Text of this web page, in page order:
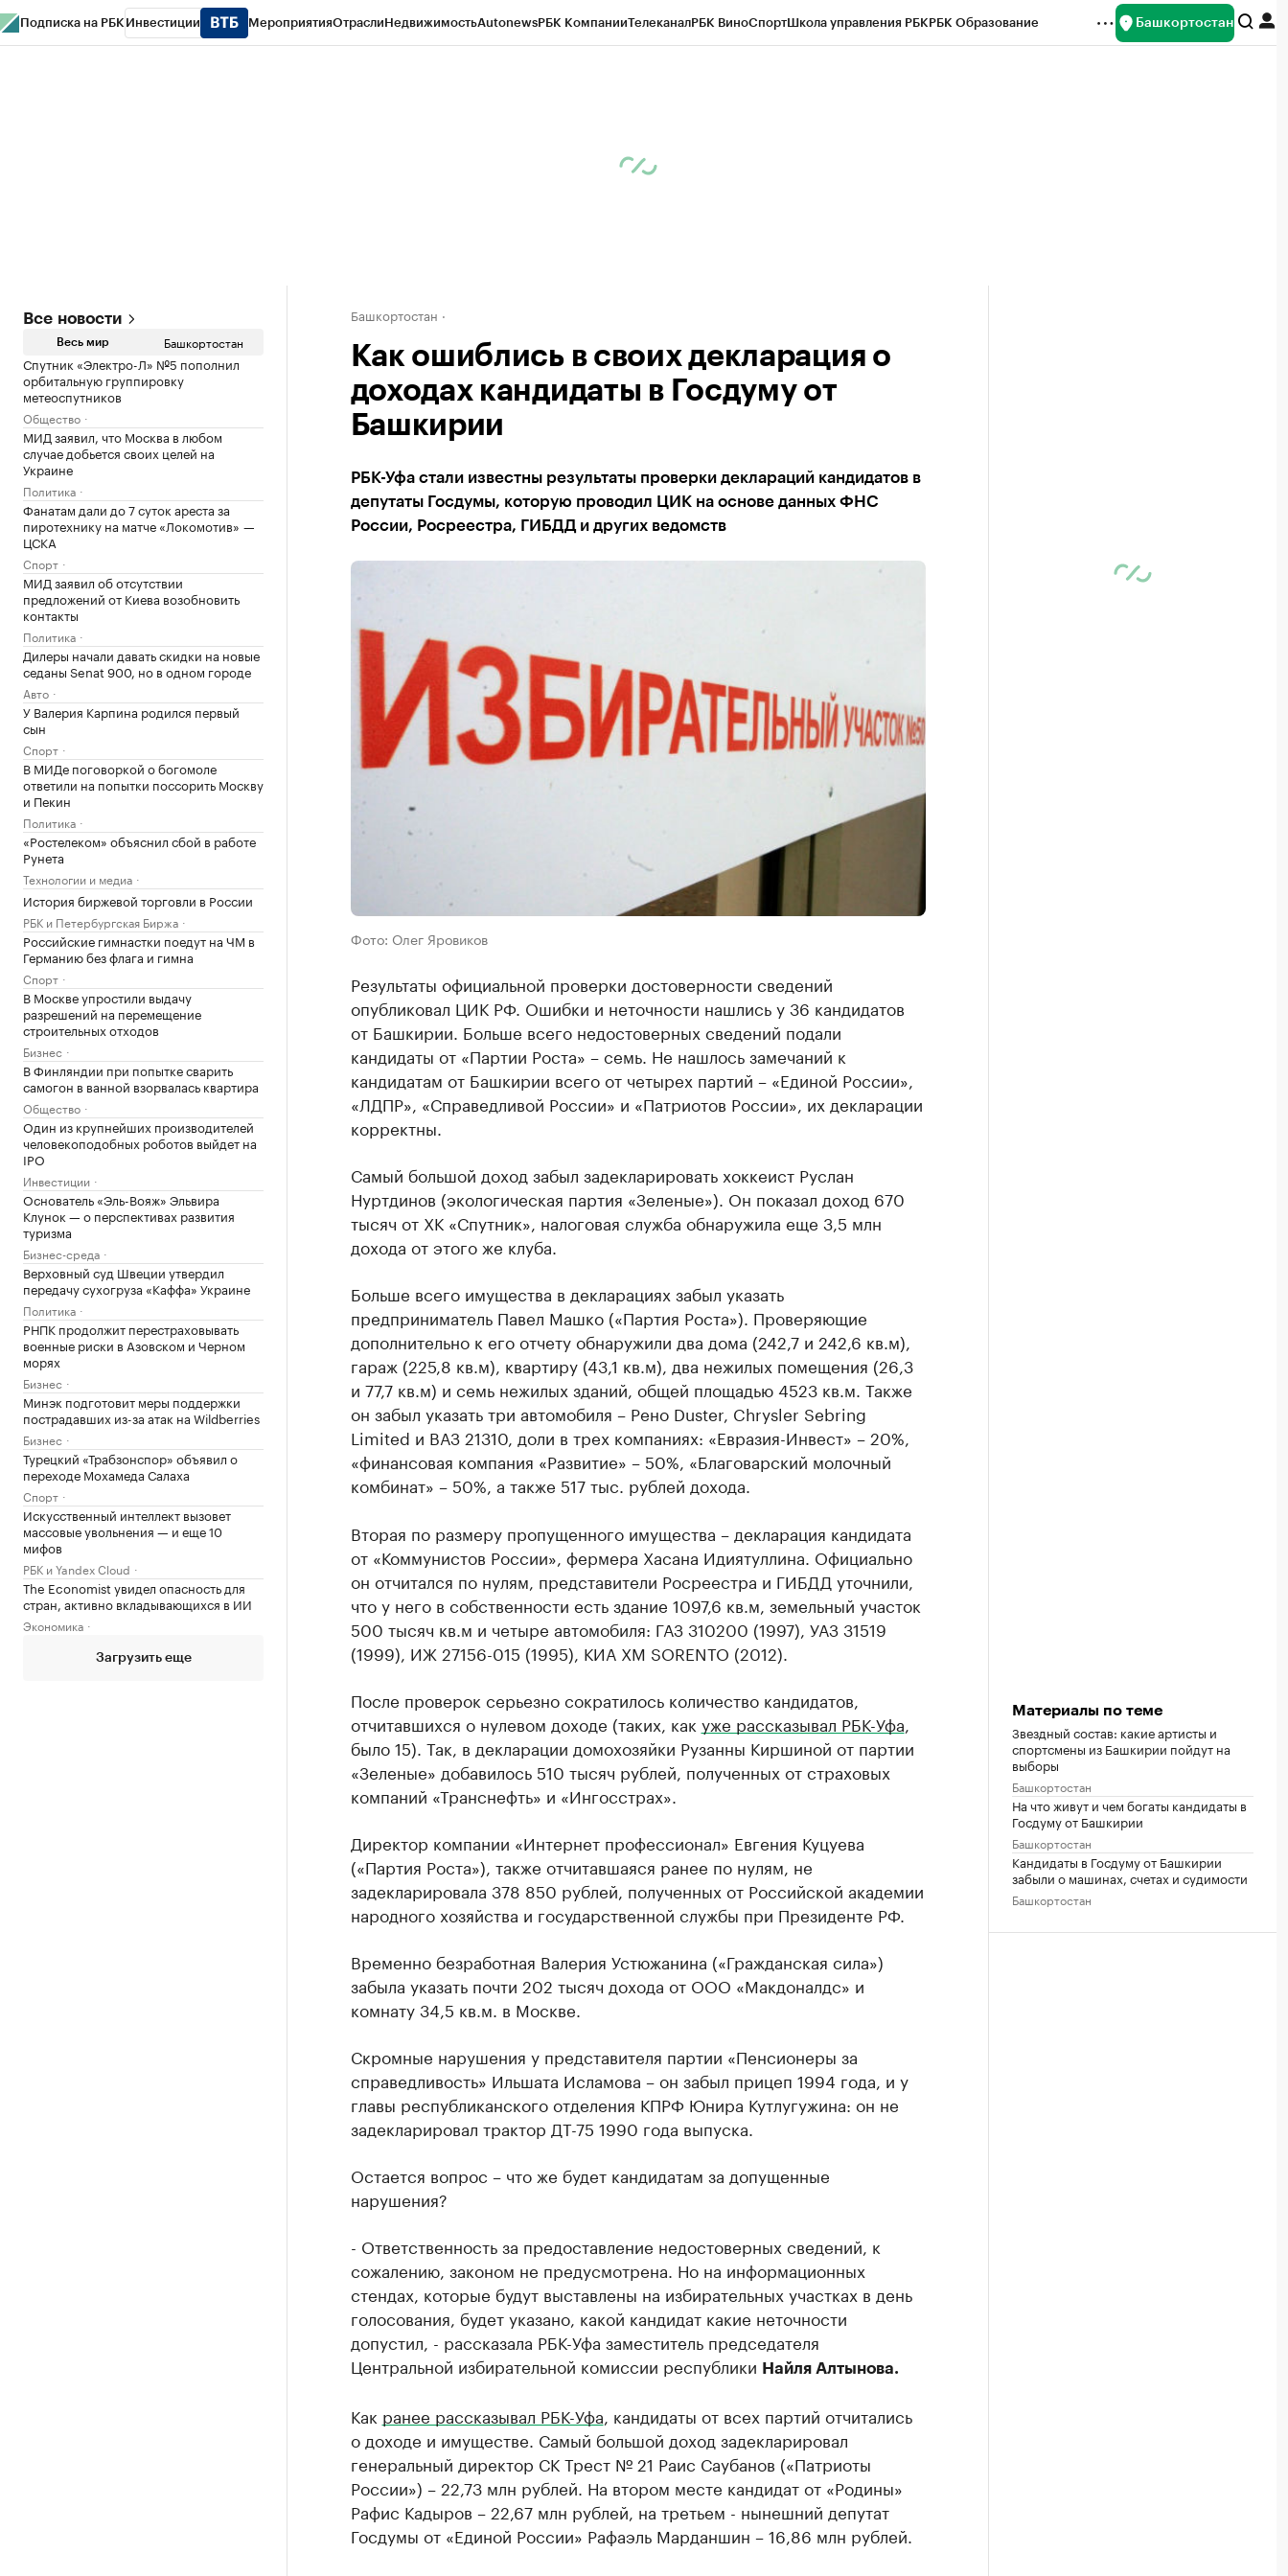
Подписка на РБК Инвестиции МероприятияОтраслиНедвижимостьAutonewsРБК КомпанииТелеканалРБК ВиноСпортШкола управления РБКРБК Образование Башкортостан
Все новости
Весь мир Башкортостан
Спутник «Электро-Л» №5 пополнил
орбитальную группировку
метеоспутников
Общество
МИД заявил, что Москва в любом
случае добьется своих целей на
Украине
Политика
Фанатам дали до 7 суток ареста за
пиротехнику на матче «Локомотив» —
ЦСКА
Спорт
МИД заявил об отсутствии
предложений от Киева возобновить
контакты
Политика
Дилеры начали давать скидки на новые
седаны Senat 900, но в одном городе
Авто
У Валерия Карпина родился первый
сын
Спорт
В МИДе поговоркой о богомоле
ответили на попытки поссорить Москву
и Пекин
Политика
«Ростелеком» объяснил сбой в работе
Рунета
Технологии и медиа
История биржевой торговли в России
РБК и Петербургская Биржа
Российские гимнастки поедут на ЧМ в
Германию без флага и гимна
Спорт
В Москве упростили выдачу
разрешений на перемещение
строительных отходов
Бизнес
В Финляндии при попытке сварить
самогон в ванной взорвалась квартира
Общество
Один из крупнейших производителей
человекоподобных роботов выйдет на
IPO
Инвестиции
Основатель «Эль-Вояж» Эльвира
Клунок — о перспективах развития
туризма
Бизнес-среда
Верховный суд Швеции утвердил
передачу сухогруза «Каффа» Украине
Политика
РНПК продолжит перестраховывать
военные риски в Азовском и Черном
морях
Бизнес
Минэк подготовит меры поддержки
пострадавших из-за атак на Wildberries
Бизнес
Турецкий «Трабзонспор» объявил о
переходе Мохамеда Салаха
Спорт
Искусственный интеллект вызовет
массовые увольнения — и еще 10
мифов
РБК и Yandex Cloud
The Economist увидел опасность для
стран, активно вкладывающихся в ИИ
Экономика
Загрузить еще
Башкортостан
Как ошиблись в своих декларация о
доходах кандидаты в Госдуму от
Башкирии
РБК-Уфа стали известны результаты проверки деклараций кандидатов в
депутаты Госдумы, которую проводил ЦИК на основе данных ФНС
России, Росреестра, ГИБДД и других ведомств
Фото: Олег Яровиков
Результаты официальной проверки достоверности сведений
опубликовал ЦИК РФ. Ошибки и неточности нашлись у 36 кандидатов
от Башкирии. Больше всего недостоверных сведений подали
кандидаты от «Партии Роста» – семь. Не нашлось замечаний к
кандидатам от Башкирии всего от четырех партий – «Единой России»,
«ЛДПР», «Справедливой России» и «Патриотов России», их декларации
корректны.
Самый большой доход забыл задекларировать хоккеист Руслан
Нуртдинов (экологическая партия «Зеленые»). Он показал доход 670
тысяч от ХК «Спутник», налоговая служба обнаружила еще 3,5 млн
дохода от этого же клуба.
Больше всего имущества в декларациях забыл указать
предприниматель Павел Машко («Партия Роста»). Проверяющие
дополнительно к его отчету обнаружили два дома (242,7 и 242,6 кв.м),
гараж (225,8 кв.м), квартиру (43,1 кв.м), два нежилых помещения (26,3
и 77,7 кв.м) и семь нежилых зданий, общей площадью 4523 кв.м. Также
он забыл указать три автомобиля – Рено Duster, Chrysler Sebring
Limited и ВАЗ 21310, доли в трех компаниях: «Евразия-Инвест» – 20%,
«финансовая компания «Развитие» – 50%, «Благоварский молочный
комбинат» – 50%, а также 517 тыс. рублей дохода.
Вторая по размеру пропущенного имущества – декларация кандидата
от «Коммунистов России», фермера Хасана Идиятуллина. Официально
он отчитался по нулям, представители Росреестра и ГИБДД уточнили,
что у него в собственности есть здание 1097,6 кв.м, земельный участок
500 тысяч кв.м и четыре автомобиля: ГАЗ 310200 (1997), УАЗ 31519
(1999), ИЖ 27156-015 (1995), КИА ХМ SОRЕNТО (2012).
После проверок серьезно сократилось количество кандидатов,
отчитавшихся о нулевом доходе (таких, как уже рассказывал РБК-Уфа
было 15). Так, в декларации домохозяйки Рузанны Киршиной от партии
«Зеленые» добавилось 510 тысяч рублей, полученных от страховых
компаний «Транснефть» и «Ингосстрах».
Директор компании «Интернет профессионал» Евгения Куцуева
(«Партия Роста»), также отчитавшаяся ранее по нулям, не
задекларировала 378 850 рублей, полученных от Российской академии
народного хозяйства и государственной службы при Президенте РФ.
Временно безработная Валерия Устюжанина («Гражданская сила»)
забыла указать почти 202 тысяч дохода от ООО «Макдоналдс» и
комнату 34,5 кв.м. в Москве.
Скромные нарушения у представителя партии «Пенсионеры за
справедливость» Ильшата Исламова – он забыл прицеп 1994 года, и у
главы республиканского отделения КПРФ Юнира Кутлугужина: он не
задекларировал трактор ДТ-75 1990 года выпуска.
Остается вопрос – что же будет кандидатам за допущенные
нарушения?
- Ответственность за предоставление недостоверных сведений, к
сожалению, законом не предусмотрена. Но на информационных
стендах, которые будут выставлены на избирательных участках в день
голосования, будет указано, какой кандидат какие неточности
допустил, - рассказала РБК-Уфа заместитель председателя
Центральной избирательной комиссии республики Найля Алтынова.
Как ранее рассказывал РБК-Уфа , кандидаты от всех партий отчитались
о доходе и имуществе. Самый большой доход задекларировал
генеральный директор СК Трест № 21 Раис Саубанов («Патриоты
России») – 22,73 млн рублей. На втором месте кандидат от «Родины»
Рафис Кадыров – 22,67 млн рублей, на третьем - нынешний депутат
Госдумы от «Единой России» Рафаэль Марданшин – 16,86 млн рублей.
Материалы по теме
Звездный состав: какие артисты и
спортсмены из Башкирии пойдут на
выборы
Башкортостан
На что живут и чем богаты кандидаты в
Госдуму от Башкирии
Башкортостан
Кандидаты в Госдуму от Башкирии
забыли о машинах, счетах и судимости
Башкортостан